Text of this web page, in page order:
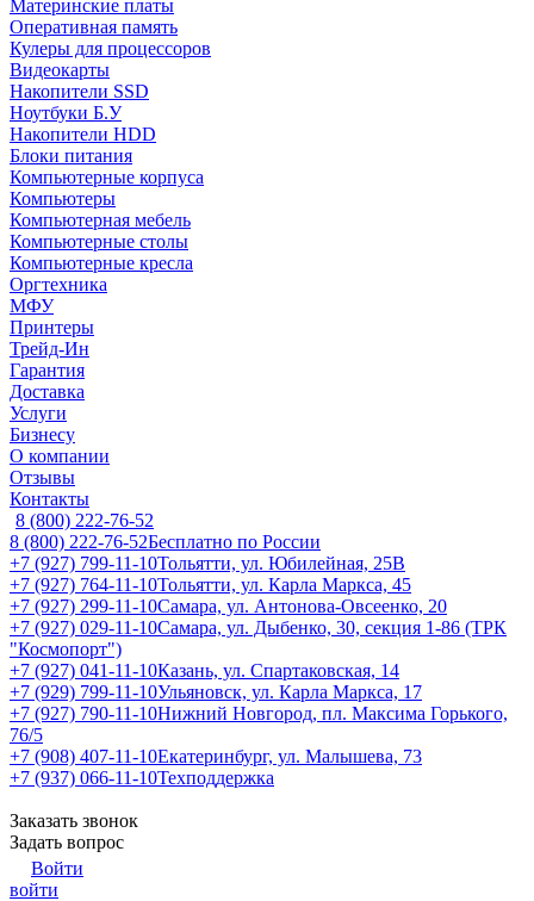
Материнские платы
Оперативная память
Кулеры для процессоров
Видеокарты
Накопители SSD
Ноутбуки Б.У
Накопители HDD
Блоки питания
Компьютерные корпуса
Компьютеры
Компьютерная мебель
Компьютерные столы
Компьютерные кресла
Оргтехника
МФУ
Принтеры
Трейд-Ин
Гарантия
Доставка
Услуги
Бизнесу
О компании
Отзывы
Контакты
8 (800) 222-76-52
8 (800) 222-76-52Бесплатно по России
+7 (927) 799-11-10Тольятти, ул. Юбилейная, 25В
+7 (927) 764-11-10Тольятти, ул. Карла Маркса, 45
+7 (927) 299-11-10Самара, ул. Антонова-Овсеенко, 20
+7 (927) 029-11-10Самара, ул. Дыбенко, 30, секция 1-86 (ТРК
"Космопорт")
+7 (927) 041-11-10Казань, ул. Спартаковская, 14
+7 (929) 799-11-10Ульяновск, ул. Карла Маркса, 17
+7 (927) 790-11-10Нижний Новгород, пл. Максима Горького,
76/5
+7 (908) 407-11-10Екатеринбург, ул. Малышева, 73
+7 (937) 066-11-10Техподдержка
Заказать звонок
Задать вопрос
Войти
войти